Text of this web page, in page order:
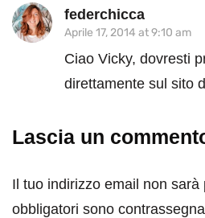
federchicca
Aprile 17, 2014 at 9:10 am
Ciao Vicky, dovresti
direttamente sul sito
Lascia un
Il tuo indirizzo email non sarà
obbligatori sono